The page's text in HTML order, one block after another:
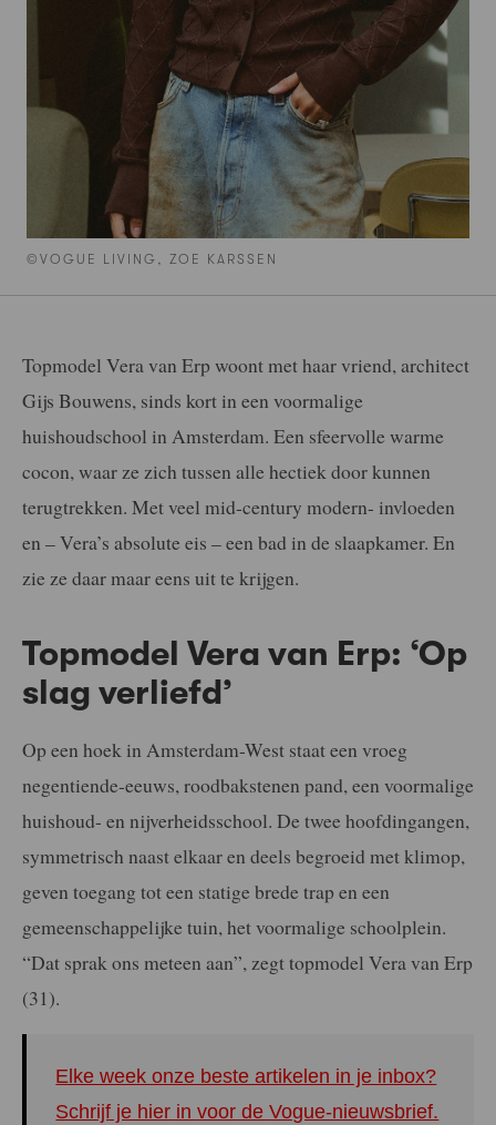
©VOGUE LIVING, ZOE KARSSEN
Topmodel Vera van Erp woont met haar vriend, architect
Gijs Bouwens, sinds kort in een voormalige
huishoudschool in Amsterdam. Een sfeervolle warme
cocon, waar ze zich tussen alle hectiek door kunnen
terugtrekken. Met veel mid-century modern- invloeden
en – Vera’s absolute eis – een bad in de slaapkamer. En
zie ze daar maar eens uit te krijgen.
Topmodel Vera van Erp: ‘Op
slag verliefd’
Op een hoek in Amsterdam-West staat een vroeg
negentiende-eeuws, roodbakstenen pand, een voormalige
huishoud- en nijverheidsschool. De twee hoofdingangen,
symmetrisch naast elkaar en deels begroeid met klimop,
geven toegang tot een statige brede trap en een
gemeenschappelijke tuin, het voormalige schoolplein.
“Dat sprak ons meteen aan”, zegt topmodel Vera van Erp
(31).
Elke week onze beste artikelen in je inbox?
Schrijf je hier in voor de Vogue-nieuwsbrief.